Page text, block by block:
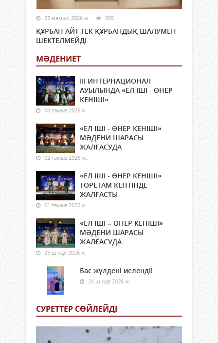
25 мамыр 2026 ж. 505
ҚҰРБАН АЙТ ТЕК ҚҰРБАНДЫҚ ШАЛУМЕН
ШЕКТЕЛМЕЙДІ
МӘДЕНИЕТ
ІІІ ИНТЕРНАЦИОНАЛ
АУЫЛЫНДА «ЕЛ ІШІ - ӨНЕР
КЕНІШІ»
08 тамыз 2026 ж.
«ЕЛ ІШІ - ӨНЕР КЕНІШІ»
МӘДЕНИ ШАРАСЫ
ЖАЛҒАСУДА
02 тамыз 2026 ж.
«ЕЛ ІШІ - ӨНЕР КЕНІШІ»
ТӨРЕТАМ КЕНТІНДЕ
ЖАЛҒАСТЫ
01 тамыз 2026 ж.
«ЕЛ ІШІ – ӨНЕР КЕНІШІ»
МӘДЕНИ ШАРАСЫ
ЖАЛҒАСУДА
25 шілде 2026 ж.
Бас жүлдені иеленді!
24 шілде 2026 ж.
СУРЕТТЕР СӨЙЛЕЙДI